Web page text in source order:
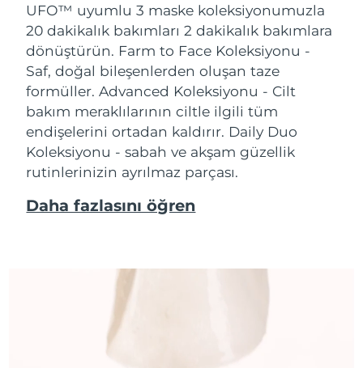
UFO™ uyumlu 3 maske koleksiyonumuzla
20 dakikalık bakımları 2 dakikalık bakımlara
dönüştürün. Farm to Face Koleksiyonu -
Saf, doğal bileşenlerden oluşan taze
formüller. Advanced Koleksiyonu - Cilt
bakım meraklılarının ciltle ilgili tüm
endişelerini ortadan kaldırır. Daily Duo
Koleksiyonu - sabah ve akşam güzellik
rutinlerinizin ayrılmaz parçası.
Daha fazlasını öğren